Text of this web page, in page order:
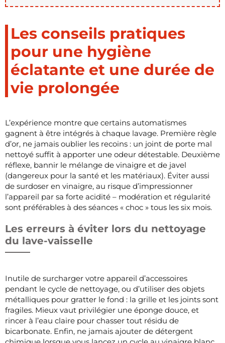
Les conseils pratiques
pour une hygiène
éclatante et une durée de
vie prolongée
L’expérience montre que certains automatismes
gagnent à être intégrés à chaque lavage. Première règle
d’or, ne jamais oublier les recoins : un joint de porte mal
nettoyé suffit à apporter une odeur détestable. Deuxième
réflexe, bannir le mélange de vinaigre et de javel
(dangereux pour la santé et les matériaux). Éviter aussi
de surdoser en vinaigre, au risque d’impressionner
l’appareil par sa forte acidité – modération et régularité
sont préférables à des séances « choc » tous les six mois.
Les erreurs à éviter lors du nettoyage
du lave-vaisselle
Inutile de surcharger votre appareil d’accessoires
pendant le cycle de nettoyage, ou d’utiliser des objets
métalliques pour gratter le fond : la grille et les joints sont
fragiles. Mieux vaut privilégier une éponge douce, et
rincer à l’eau claire pour chasser tout résidu de
bicarbonate. Enfin, ne jamais ajouter de détergent